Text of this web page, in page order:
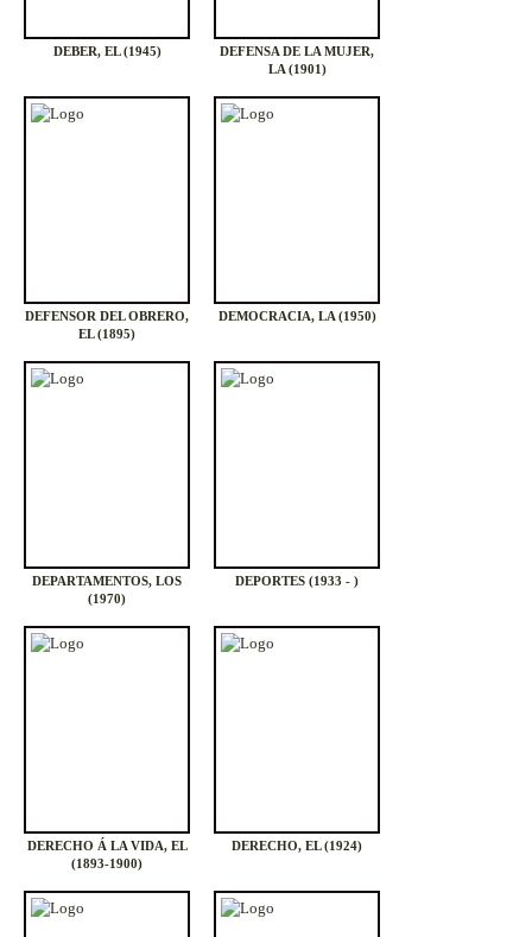
DEBER, EL (1945)
DEFENSA DE LA MUJER,
LA (1901)
DEFENSOR DEL OBRERO,
EL (1895)
DEMOCRACIA, LA (1950)
DEPARTAMENTOS, LOS
(1970)
DEPORTES (1933 - )
DERECHO Á LA VIDA, EL
(1893-1900)
DERECHO, EL (1924)